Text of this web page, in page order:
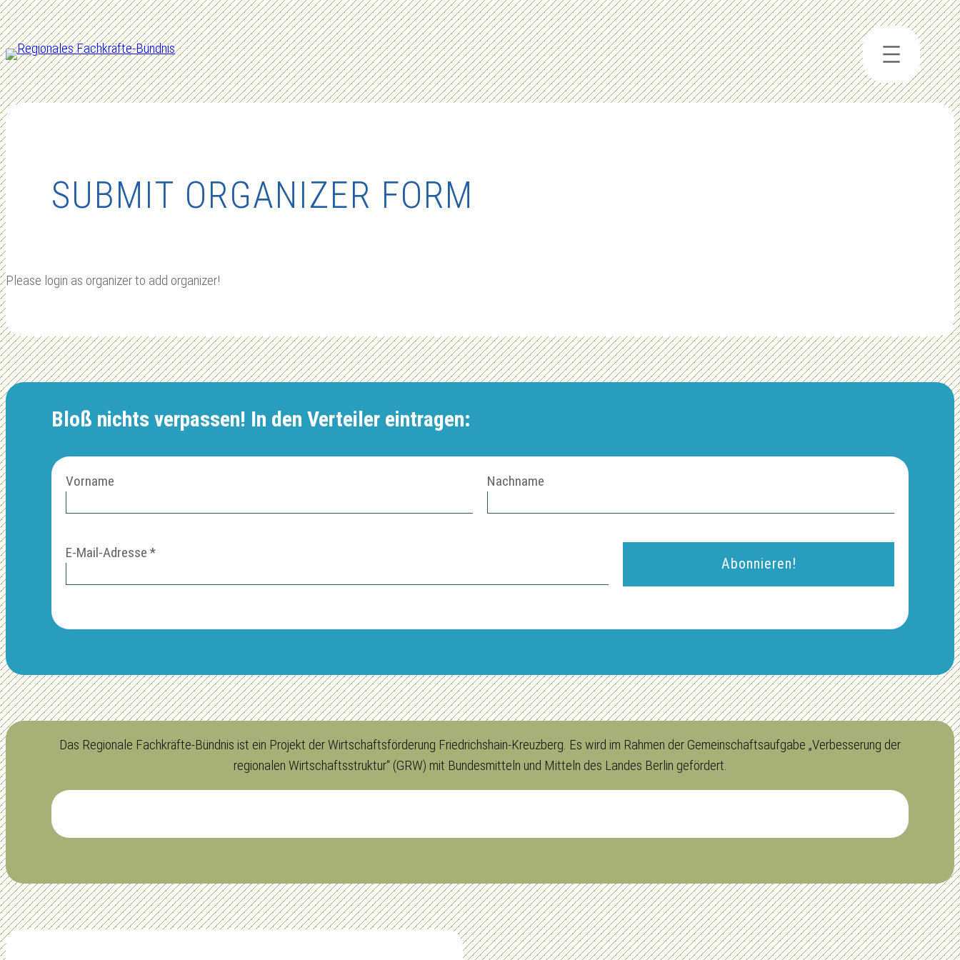
Zum
Inhalt
springen
SUBMIT ORGANIZER FORM
Please login as organizer to add organizer!
Bloß nichts verpassen! In den Verteiler eintragen:
Vorname Nachname
E-Mail-Adresse *
Das Regionale Fachkräfte-Bündnis ist ein Projekt der Wirtschaftsförderung Friedrichshain-Kreuzberg. Es wird im Rahmen der Gemeinschaftsaufgabe „Verbesserung der
regionalen Wirtschaftsstruktur“ (GRW) mit Bundesmitteln und Mitteln des Landes Berlin gefördert.